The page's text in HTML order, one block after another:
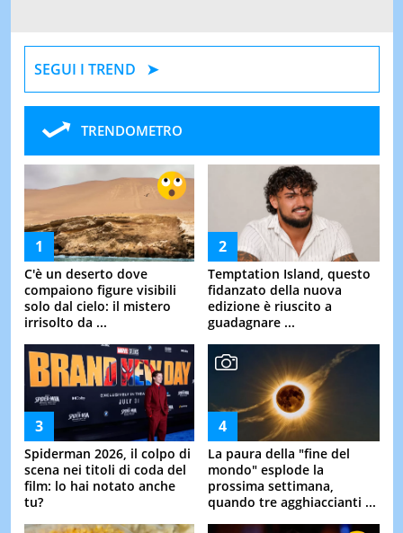
SEGUI I TREND
TRENDOMETRO
C'è un deserto dove
compaiono figure visibili
solo dal cielo: il mistero
irrisolto da ...
Temptation Island, questo
fidanzato della nuova
edizione è riuscito a
guadagnare ...
Spiderman 2026, il colpo di
scena nei titoli di coda del
film: lo hai notato anche
tu?
La paura della "fine del
mondo" esplode la
prossima settimana,
quando tre agghiaccianti ...